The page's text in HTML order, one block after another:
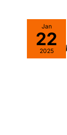
Jan
22
2025